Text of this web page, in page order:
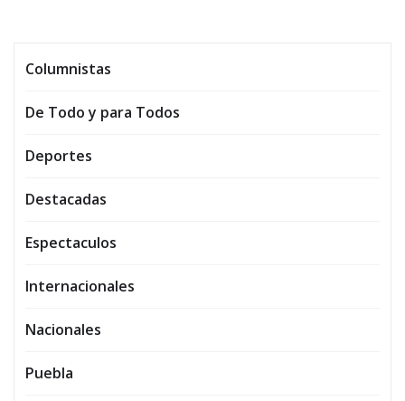
Columnistas
De Todo y para Todos
Deportes
Destacadas
Espectaculos
Internacionales
Nacionales
Puebla